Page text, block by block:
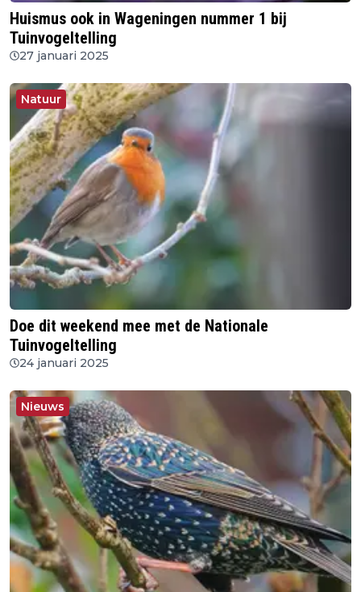
Huismus ook in Wageningen nummer 1 bij
Tuinvogeltelling
27 januari 2025
Natuur
Doe dit weekend mee met de Nationale
Tuinvogeltelling
24 januari 2025
Nieuws